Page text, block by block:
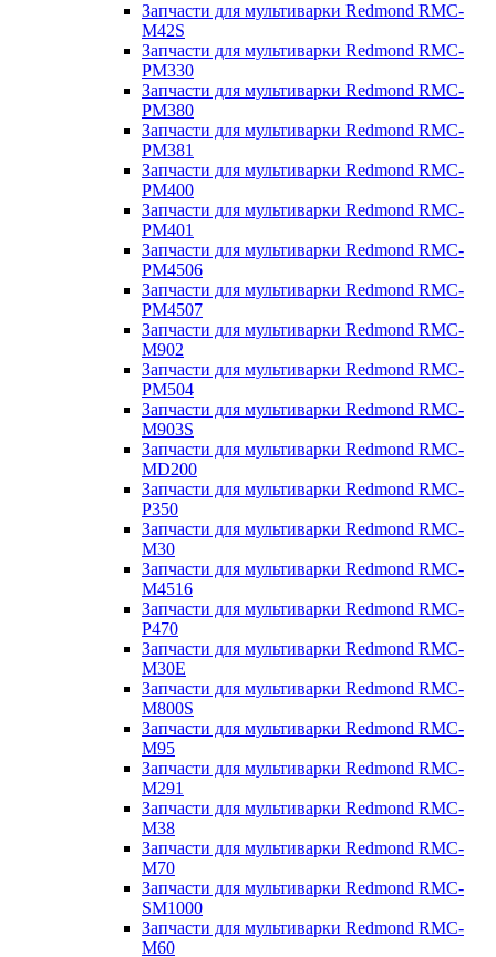
Запчасти для мультиварки Redmond RMC-
M42S
Запчасти для мультиварки Redmond RMC-
PM330
Запчасти для мультиварки Redmond RMC-
PM380
Запчасти для мультиварки Redmond RMC-
PM381
Запчасти для мультиварки Redmond RMC-
PM400
Запчасти для мультиварки Redmond RMC-
PM401
Запчасти для мультиварки Redmond RMC-
PM4506
Запчасти для мультиварки Redmond RMC-
PM4507
Запчасти для мультиварки Redmond RMC-
M902
Запчасти для мультиварки Redmond RMC-
PM504
Запчасти для мультиварки Redmond RMC-
M903S
Запчасти для мультиварки Redmond RMC-
MD200
Запчасти для мультиварки Redmond RMC-
P350
Запчасти для мультиварки Redmond RMC-
M30
Запчасти для мультиварки Redmond RMC-
M4516
Запчасти для мультиварки Redmond RMC-
P470
Запчасти для мультиварки Redmond RMC-
M30E
Запчасти для мультиварки Redmond RMC-
M800S
Запчасти для мультиварки Redmond RMC-
M95
Запчасти для мультиварки Redmond RMC-
M291
Запчасти для мультиварки Redmond RMC-
M38
Запчасти для мультиварки Redmond RMC-
M70
Запчасти для мультиварки Redmond RMC-
SM1000
Запчасти для мультиварки Redmond RMC-
M60